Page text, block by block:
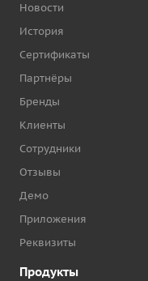
Новости
История
Сертификаты
Партнёры
Бренды
Клиенты
Сотрудники
Отзывы
Демо
Приложения
Реквизиты
Продукты